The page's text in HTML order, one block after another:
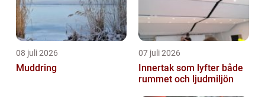
08 juli 2026
Muddring
07 juli 2026
Innertak som lyfter både
rummet och ljudmiljön